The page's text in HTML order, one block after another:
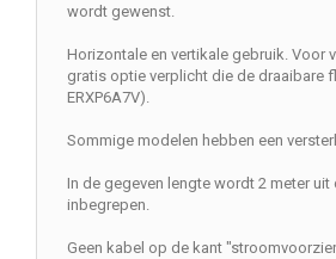
wordt gewenst.
Horizontale en vertikale gebruik. Voor
gratis optie verplicht die de draaibare
ERXP6A7V).
Sommige modelen hebben een
In de gegeven lengte wordt 2 meter uit
inbegrepen.
Geen kabel op de kant